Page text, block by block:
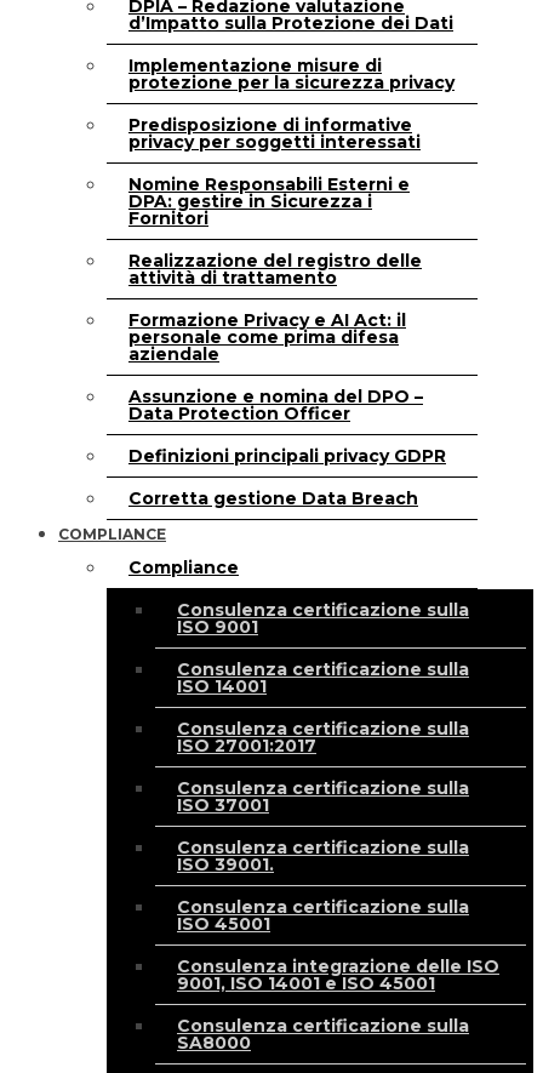
DPIA – Redazione valutazione
d’Impatto sulla Protezione dei Dati
Implementazione misure di
protezione per la sicurezza privacy
Predisposizione di informative
privacy per soggetti interessati
Nomine Responsabili Esterni e
DPA: gestire in Sicurezza i
Fornitori
Realizzazione del registro delle
attività di trattamento
Formazione Privacy e AI Act: il
personale come prima difesa
aziendale
Assunzione e nomina del DPO –
Data Protection Officer
Definizioni principali privacy GDPR
Corretta gestione Data Breach
COMPLIANCE
Compliance
Consulenza certificazione sulla
ISO 9001
Consulenza certificazione sulla
ISO 14001
Consulenza certificazione sulla
ISO 27001:2017
Consulenza certificazione sulla
ISO 37001
Consulenza certificazione sulla
ISO 39001.
Consulenza certificazione sulla
ISO 45001
Consulenza integrazione delle ISO
9001, ISO 14001 e ISO 45001
Consulenza certificazione sulla
SA8000